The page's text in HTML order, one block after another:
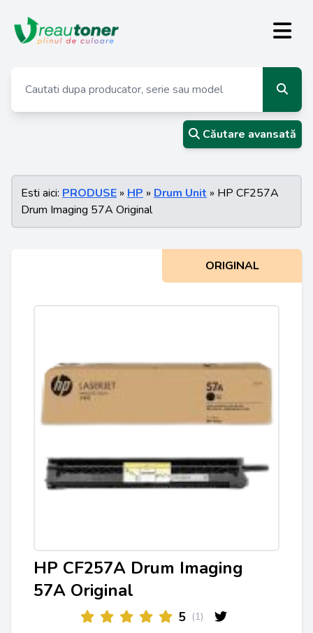
Căutare avansată
Esti aici: PRODUSE » HP » Drum Unit » HP CF257A
Drum Imaging 57A Original
ORIGINAL
HP CF257A Drum Imaging
57A Original
5 (1)